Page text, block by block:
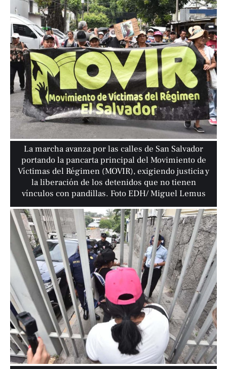
La marcha avanza por las calles de San Salvador
portando la pancarta principal del Movimiento de
Víctimas del Régimen (MOVIR), exigiendo justicia y
la liberación de los detenidos que no tienen
vínculos con pandillas. Foto EDH/ Miguel Lemus